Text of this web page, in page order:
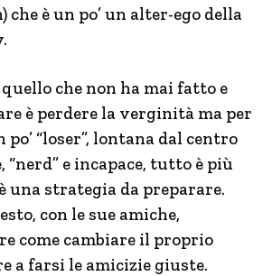
che è un po’ un alter-ego della
che non ha mai fatto e
è perdere la verginità ma per
“loser”, lontana dal centro
“nerd” e incapace, tutto è più
una strategia da preparare.
con le sue amiche,
come cambiare il proprio
a farsi le amicizie giuste.